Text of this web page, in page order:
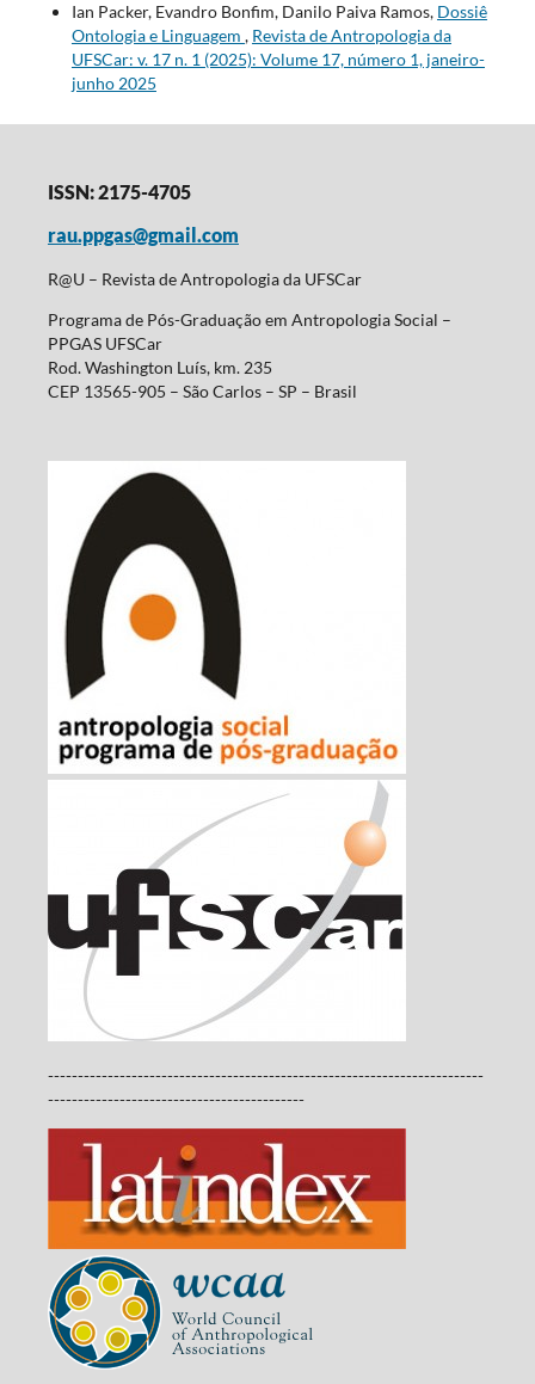
Ian Packer, Evandro Bonfim, Danilo Paiva Ramos, Dossiê
Ontologia e Linguagem , Revista de Antropologia da
UFSCar: v. 17 n. 1 (2025): Volume 17, número 1, janeiro-
junho 2025
ISSN: 2175-4705
rau.ppgas@gmail.com
R@U – Revista de Antropologia da UFSCar
Programa de Pós-Graduação em Antropologia Social –
PPGAS UFSCar
Rod. Washington Luís, km. 235
CEP 13565-905 – São Carlos – SP – Brasil
-------------------------------------------------------------------------
-------------------------------------------